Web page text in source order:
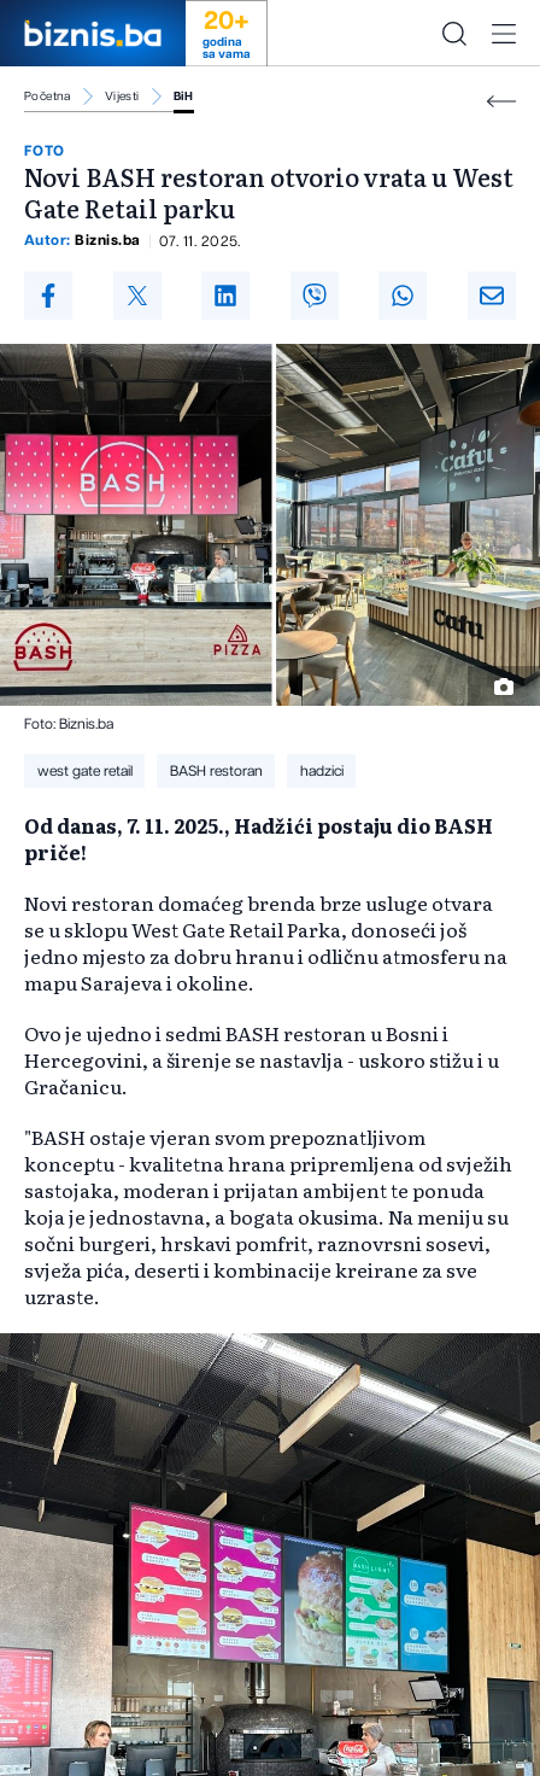
20+
godina
sa vama
Početna Vijesti BiH
FOTO
Novi BASH restoran otvorio vrata u West
Gate Retail parku
Autor: Biznis.ba 07. 11. 2025.
Foto: Biznis.ba
west gate retail BASH restoran hadzici
Od danas, 7. 11. 2025., Hadžići postaju dio BASH
priče!
Novi restoran domaćeg brenda brze usluge otvara
se u sklopu West Gate Retail Parka, donoseći još
jedno mjesto za dobru hranu i odličnu atmosferu na
mapu Sarajeva i okoline.
Ovo je ujedno i sedmi BASH restoran u Bosni i
Hercegovini, a širenje se nastavlja - uskoro stižu i u
Gračanicu.
"BASH ostaje vjeran svom prepoznatljivom
konceptu - kvalitetna hrana pripremljena od svježih
sastojaka, moderan i prijatan ambijent te ponuda
koja je jednostavna, a bogata okusima. Na meniju su
sočni burgeri, hrskavi pomfrit, raznovrsni sosevi,
svježa pića, deserti i kombinacije kreirane za sve
uzraste.